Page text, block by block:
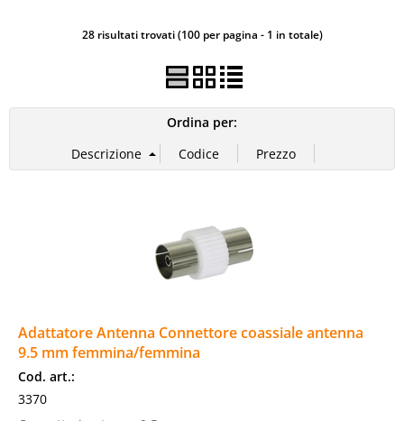
Alimentazione28 risultati trovati (100 per pagina - 1 in totale)
Ordina per:
Adattatore Antenna Connettore coassiale antenna
9.5 mm femmina/femmina
Cod. art.:
3370